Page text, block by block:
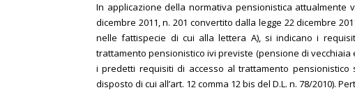
In applicazione della normativa pensionistica attualmente
dicembre 2011, n. 201 convertito dalla legge 22 dicembre
nelle fattispecie di cui alla lettera A), si indicano i
trattamento pensionistico ivi previste (pensione di
i predetti requisiti di accesso al trattamento
disposto di cui all’art. 12 comma 12 bis del D.L. n. 78/2010).